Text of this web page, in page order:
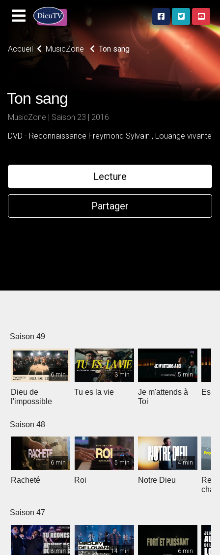
Accueil MusicZone Ton sang
Ton sang
MusicZone | Saison 23 | 2016
DVD - Reconnaissance Freymond Sylvain , Louange vivante
Lecture
Partager
Saison 49
6 min
Dieu de
l'impossible
3 min
Tu es la vie
5 min
Je m'attends à
Toi
Saison 48
6 min
Racheté
5 min
Roi
4 min
Notre Dieu
chant
Saison 47
8 min 14 min 6 min